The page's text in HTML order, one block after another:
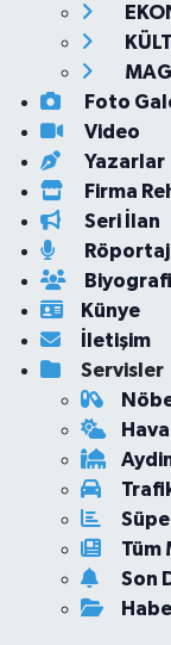
Foto
Video
Yazarlar
Firma
Seri İlan
Röportaj
Biyografi
Künye
İletişim
Servisler
Tüm
Son